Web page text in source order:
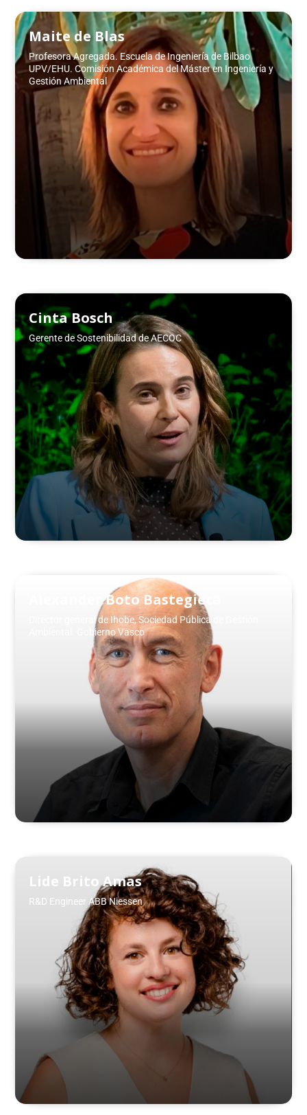
Maite de Blas
Profesora Agregada. Escuela de Ingeniería de Bilbao
UPV/EHU. Comisión Académica del Máster en Ingeniería y
Gestión Ambiental
Cinta Bosch
Gerente de Sostenibilidad de AECOC
Alexander Boto Bastegieta
Director general de Ihobe, Sociedad Pública de Gestión
Ambiental. Gobierno Vasco
Lide Brito Amas
R&D Engineer ABB Niessen